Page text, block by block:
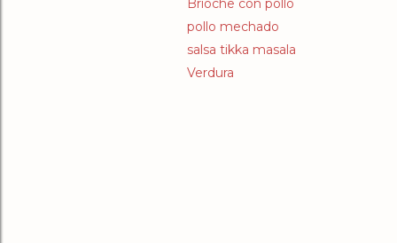
Brioche con pollo
pollo mechado
salsa tikka masala
Verdura